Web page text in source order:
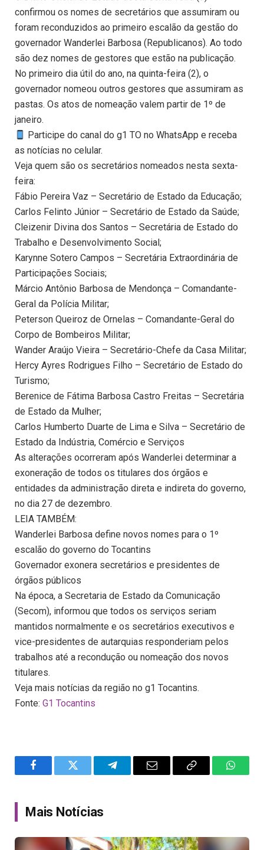
confirmou os nomes de secretários que assumiram ou
foram reconduzidos ao primeiro escalão da gestão do
governador Wanderlei Barbosa (Republicanos). Ao todo
são dez nomes de gestores que estão na publicação.
No primeiro dia útil do ano, na quinta-feira (2), o
governador nomeou outros gestores que assumiram as
pastas. Os atos de nomeação valem partir de 1º de
janeiro.
Participe do canal do g1 TO no WhatsApp e receba
as notícias no celular.
Veja quem são os secretários nomeados nesta sexta-
feira:
Fábio Pereira Vaz – Secretário de Estado da Educação;
Carlos Felinto Júnior – Secretário de Estado da Saúde;
Cleizenir Divina dos Santos – Secretária de Estado do
Trabalho e Desenvolvimento Social;
Karynne Sotero Campos – Secretária Extraordinária de
Participações Sociais;
Márcio Antônio Barbosa de Mendonça – Comandante-
Geral da Polícia Militar;
Peterson Queiroz de Ornelas – Comandante-Geral do
Corpo de Bombeiros Militar;
Wander Araújo Vieira – Secretário-Chefe da Casa Militar;
Hercy Ayres Rodrigues Filho – Secretário de Estado do
Turismo;
Berenice de Fátima Barbosa Castro Freitas – Secretária
de Estado da Mulher;
Carlos Humberto Duarte de Lima e Silva – Secretário de
Estado da Indústria, Comércio e Serviços
As alterações ocorreram após Wanderlei determinar a
exoneração de todos os titulares dos órgãos e
entidades da administração direta e indireta do governo,
no dia 27 de dezembro.
LEIA TAMBÉM:
Wanderlei Barbosa define novos nomes para o 1º
escalão do governo do Tocantins
Governador exonera secretários e presidentes de
órgãos públicos
Na época, a Secretaria de Estado da Comunicação
(Secom), informou que todos os serviços seriam
mantidos normalmente e os secretários executivos e
vice-presidentes de autarquias responderiam pelos
trabalhos até a recondução ou nomeação dos novos
titulares.
Veja mais notícias da região no g1 Tocantins.
Fonte: G1 Tocantins
FacebookTwitter TelegramEmail
Copy
Mais Notícias